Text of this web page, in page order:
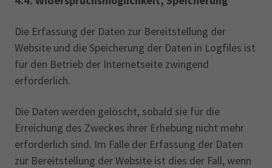
Die Erfassung der Daten zur Bereitstellung der
Website und die Speicherung der Daten in Logfiles ist
für den Betrieb der Internetseite zwingend
erforderlich.
Die Daten werden gelöscht, sobald sie für die
Erreichung des Zweckes ihrer Erhebung nicht mehr
erforderlich sind. Im Falle der Erfassung der Daten
zur Bereitstellung der Website ist dies der Fall, wenn